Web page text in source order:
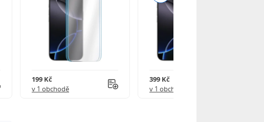
199 Kč
v 1 obchodě
399 Kč
v 1 obchodě